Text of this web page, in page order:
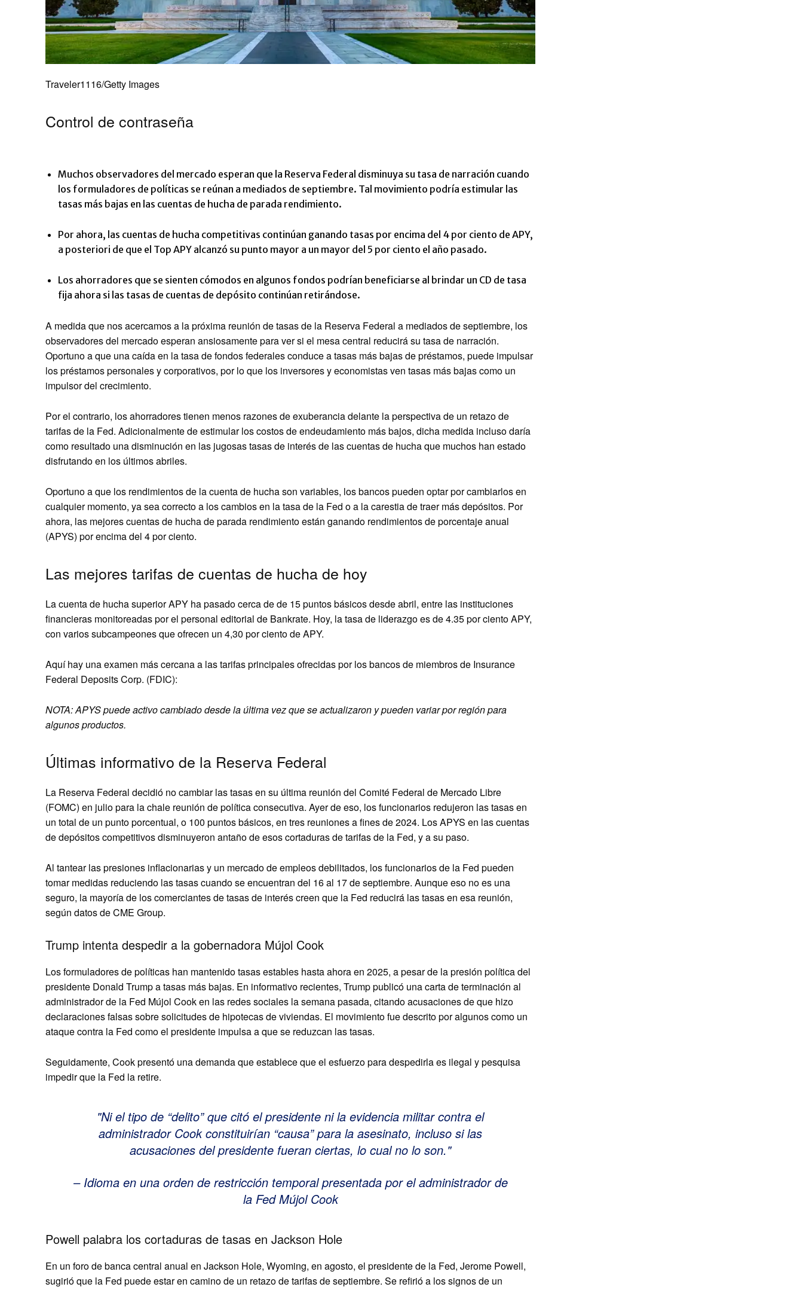
Traveler1116/Getty Images
Control de contraseña
Muchos observadores del mercado esperan que la Reserva Federal disminuya su tasa de narración cuando
los formuladores de políticas se reúnan a mediados de septiembre. Tal movimiento podría estimular las
tasas más bajas en las cuentas de hucha de parada rendimiento.
Por ahora, las cuentas de hucha competitivas continúan ganando tasas por encima del 4 por ciento de APY,
a posteriori de que el Top APY alcanzó su punto mayor a un mayor del 5 por ciento el año pasado.
Los ahorradores que se sienten cómodos en algunos fondos podrían beneficiarse al brindar un CD de tasa
fija ahora si las tasas de cuentas de depósito continúan retirándose.
A medida que nos acercamos a la próxima reunión de tasas de la Reserva Federal a mediados de septiembre, los
observadores del mercado esperan ansiosamente para ver si el mesa central reducirá su tasa de narración.
Oportuno a que una caída en la tasa de fondos federales conduce a tasas más bajas de préstamos, puede impulsar
los préstamos personales y corporativos, por lo que los inversores y economistas ven tasas más bajas como un
impulsor del crecimiento.
Por el contrario, los ahorradores tienen menos razones de exuberancia delante la perspectiva de un retazo de
tarifas de la Fed. Adicionalmente de estimular los costos de endeudamiento más bajos, dicha medida incluso daría
como resultado una disminución en las jugosas tasas de interés de las cuentas de hucha que muchos han estado
disfrutando en los últimos abriles.
Oportuno a que los rendimientos de la cuenta de hucha son variables, los bancos pueden optar por cambiarlos en
cualquier momento, ya sea correcto a los cambios en la tasa de la Fed o a la carestia de traer más depósitos. Por
ahora, las mejores cuentas de hucha de parada rendimiento están ganando rendimientos de porcentaje anual
(APYS) por encima del 4 por ciento.
Las mejores tarifas de cuentas de hucha de hoy
La cuenta de hucha superior APY ha pasado cerca de de 15 puntos básicos desde abril, entre las instituciones
financieras monitoreadas por el personal editorial de Bankrate. Hoy, la tasa de liderazgo es de 4.35 por ciento APY,
con varios subcampeones que ofrecen un 4,30 por ciento de APY.
Aquí hay una examen más cercana a las tarifas principales ofrecidas por los bancos de miembros de Insurance
Federal Deposits Corp. (FDIC):
NOTA: APYS puede activo cambiado desde la última vez que se actualizaron y pueden variar por región para
algunos productos.
Últimas informativo de la Reserva Federal
La Reserva Federal decidió no cambiar las tasas en su última reunión del Comité Federal de Mercado Libre
(FOMC) en julio para la chale reunión de política consecutiva. Ayer de eso, los funcionarios redujeron las tasas en
un total de un punto porcentual, o 100 puntos básicos, en tres reuniones a fines de 2024. Los APYS en las cuentas
de depósitos competitivos disminuyeron antaño de esos cortaduras de tarifas de la Fed, y a su paso.
Al tantear las presiones inflacionarias y un mercado de empleos debilitados, los funcionarios de la Fed pueden
tomar medidas reduciendo las tasas cuando se encuentran del 16 al 17 de septiembre. Aunque eso no es una
seguro, la mayoría de los comerciantes de tasas de interés creen que la Fed reducirá las tasas en esa reunión,
según datos de CME Group.
Trump intenta despedir a la gobernadora Mújol Cook
Los formuladores de políticas han mantenido tasas estables hasta ahora en 2025, a pesar de la presión política del
presidente Donald Trump a tasas más bajas. En informativo recientes, Trump publicó una carta de terminación al
administrador de la Fed Mújol Cook en las redes sociales la semana pasada, citando acusaciones de que hizo
declaraciones falsas sobre solicitudes de hipotecas de viviendas. El movimiento fue descrito por algunos como un
ataque contra la Fed como el presidente impulsa a que se reduzcan las tasas.
Seguidamente, Cook presentó una demanda que establece que el esfuerzo para despedirla es ilegal y pesquisa
impedir que la Fed la retire.
Ni el tipo de “delito” que citó el presidente ni la evidencia militar contra el
administrador Cook constituirían “causa” para la asesinato, incluso si las
acusaciones del presidente fueran ciertas, lo cual no lo son.
– Idioma en una orden de restricción temporal presentada por el administrador de
la Fed Mújol Cook
Powell palabra los cortaduras de tasas en Jackson Hole
En un foro de banca central anual en Jackson Hole, Wyoming, en agosto, el presidente de la Fed, Jerome Powell,
sugirió que la Fed puede estar en camino de un retazo de tarifas de septiembre. Se refirió a los signos de un